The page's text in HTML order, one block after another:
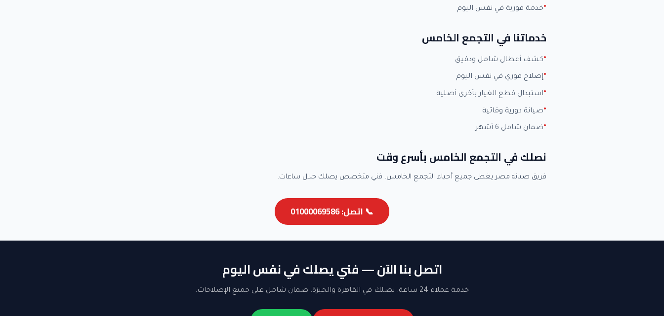
خدمة فورية في نفس اليوم
خدماتنا في التجمع الخامس
كشف أعطال شامل ودقيق
إصلاح فوري في نفس اليوم
استبدال قطع الغيار بأخرى أصلية
صيانة دورية وقائية
ضمان شامل 6 أشهر
نصلك في التجمع الخامس بأسرع وقت
فريق صيانة مصر يغطي جميع أحياء التجمع الخامس. فني متخصص يصلك خلال ساعات.
📞 اتصل: 01000069586
اتصل بنا الآن — فني يصلك في نفس اليوم
خدمة عملاء 24 ساعة. نصلك في القاهرة والجيزة. ضمان شامل على جميع الإصلاحات.